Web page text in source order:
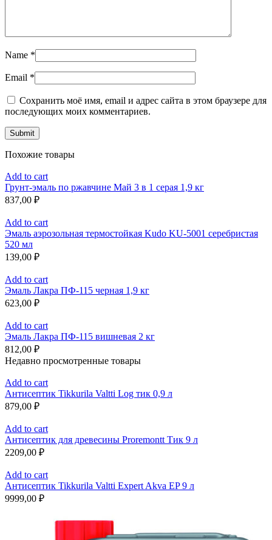
Name *
Email *
Сохранить моё имя, email и адрес сайта в этом браузере для
последующих моих комментариев.
Похожие товары
Add to cart
Грунт-эмаль по ржавчине Май 3 в 1 серая 1,9 кг
837,00 ₽
Add to cart
Эмаль аэрозольная термостойкая Kudo KU-5001 серебристая
520 мл
139,00 ₽
Add to cart
Эмаль Лакра ПФ-115 черная 1,9 кг
623,00 ₽
Add to cart
Эмаль Лакра ПФ-115 вишневая 2 кг
812,00 ₽
Недавно просмотренные товары
Add to cart
Антисептик Tikkurila Valtti Log тик 0,9 л
879,00 ₽
Add to cart
Антисептик для древесины Proremontt Тик 9 л
2209,00 ₽
Add to cart
Антисептик Tikkurila Valtti Expert Akva EP 9 л
9999,00 ₽